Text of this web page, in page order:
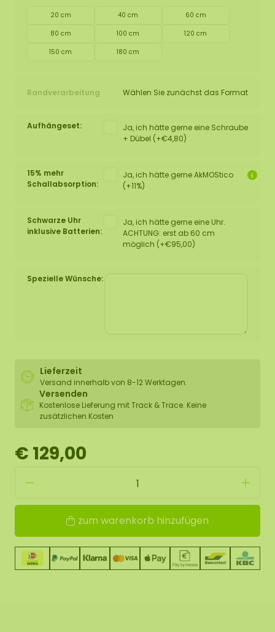
20 cm 40 cm
60 cm
80 cm
100 cm
120 cm
150 cm
180 cm
Randverarbeitung Wählen Sie zunächst das Format
Aufhängeset:
Ja, ich hätte gerne eine Schraube
+ Dübel (+€4,80)
15% mehr
Schallabsorption:
Ja, ich hätte gerne AkMOStico
(+11%)
Schwarze Uhr
inklusive Batterien:
Ja, ich hätte gerne eine Uhr.
ACHTUNG: erst ab 60 cm
möglich (+€95,00)
Spezielle Wünsche:
Lieferzeit
Versand innerhalb von 8-12 Werktagen.
Versenden
Kostenlose Lieferung mit Track & Trace. Keine
zusätzlichen Kosten
€ 129,00
zum warenkorb hinzufügen